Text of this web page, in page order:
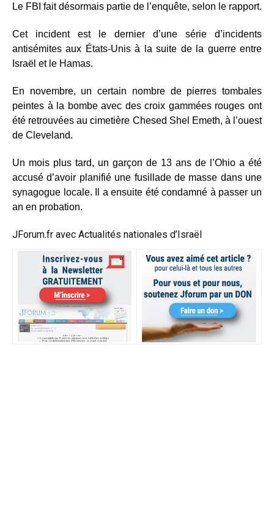
Le FBI fait désormais partie de l’enquête, selon le rapport.
Cet incident est le dernier d’une série d’incidents
antisémites aux États-Unis à la suite de la guerre entre
Israël et le Hamas.
En novembre, un certain nombre de pierres tombales
peintes à la bombe avec des croix gammées rouges ont
été retrouvées au cimetière Chesed Shel Emeth, à l’ouest
de Cleveland.
Un mois plus tard, un garçon de 13 ans de l’Ohio a été
accusé d’avoir planifié une fusillade de masse dans une
synagogue locale. Il a ensuite été condamné à passer un
an en probation.
JForum.fr avec Actualités nationales d’Israël